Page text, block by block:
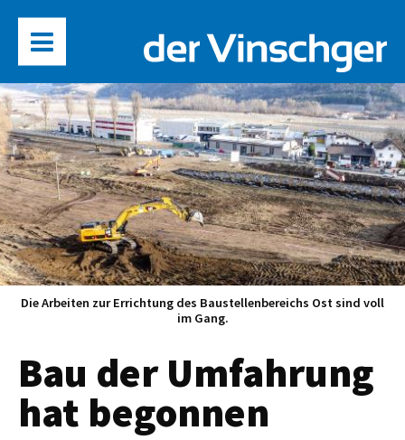
Die Arbeiten zur Errichtung des Baustellenbereichs Ost sind voll
im Gang.
Bau der Umfahrung
hat begonnen